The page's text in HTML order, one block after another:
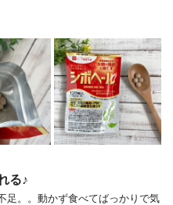
る♪
足。。動かず食べてばっかりで気